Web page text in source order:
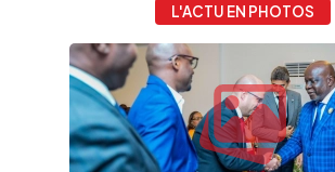
L'ACTU EN PHOTOS